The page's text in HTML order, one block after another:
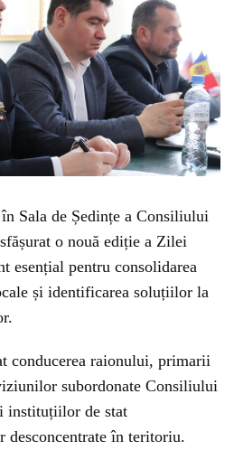
Sala de Ședințe a Consiliului
o nouă ediție a Zilei
esențial pentru consolidarea
și identificarea soluțiilor la
conducerea raionului, primarii
subordonate Consiliului
instituțiilor de stat
în teritoriu.